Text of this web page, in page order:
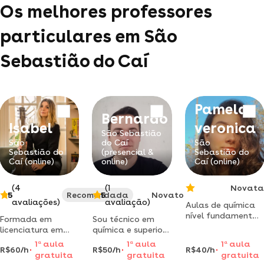
Os melhores professores
particulares em São
Sebastião do Caí
Isabel
São
Sebastião do
Caí (online)
5
(4
avaliações)
Recomendada
Formada em
licenciatura em
música pela
universidade
estadual do rio
R$60/h
1 aaula
gratuita
Bernardo
São Sebastião
do Caí
(presencial &
online)
5
(1
avaliação)
Novato
Sou técnico em
química e superior
em licenciatura em
química pelo ifrs.
possuo experiência
R$50/h
1 a aula
gratuita
Pamela
veronica
São
Sebastião do
Caí (online)
Novata
Aulas de química
nível fundamental
formada em
técnico em
R$40/h
1 aaula
gratuita